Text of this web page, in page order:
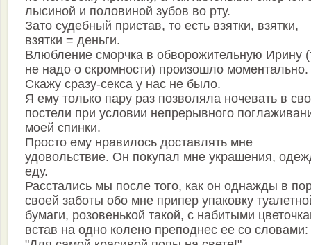
лысиной и половиной зубов во рту.
Зато судебный пристав, то есть взятки, взятки,
взятки = деньги.
Влюбление сморчка в обворожительную Ирину
не надо о скромности) произошло моментально.
Скажу сразу-секса у нас не было.
Я ему только пару раз позволяла ночевать в
постели при условии непрерывного
моей спинки.
Просто ему нравилось доставлять мне
удовольствие. Он покупал мне украшения,
еду.
Расстались мы после того, как он однажды в
своей заботы обо мне припер упаковку
бумаги, розовенькой такой, с набитыми
встав на одно колено преподнес ее со словами: